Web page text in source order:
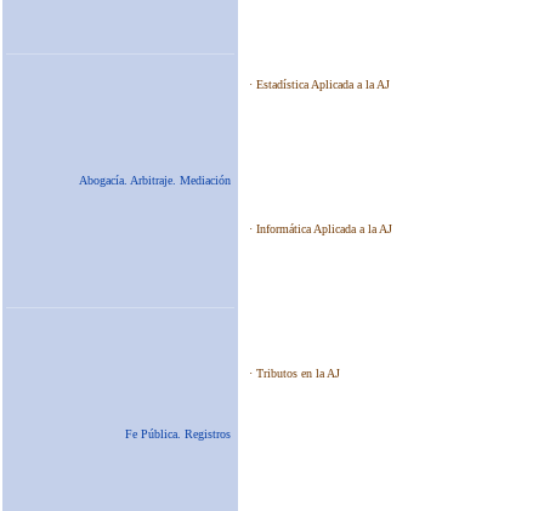
Abogacía. Arbitraje. Mediación
Fe Pública. Registros